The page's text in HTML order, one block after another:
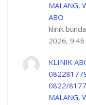
MALANG,
ABO
klinik
2026, 9:46
KLINIK
0822/
MALANG,